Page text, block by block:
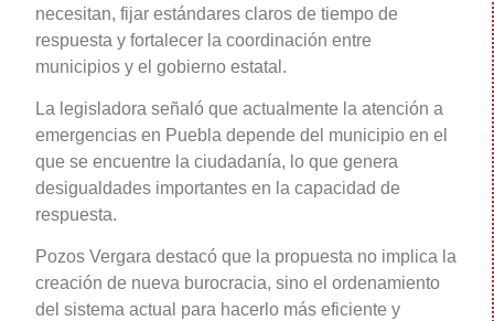
necesitan, fijar estándares claros de tiempo de
respuesta y fortalecer la coordinación entre
municipios y el gobierno estatal.
La legisladora señaló que actualmente la atención a
emergencias en Puebla depende del municipio en el
que se encuentre la ciudadanía, lo que genera
desigualdades importantes en la capacidad de
respuesta.
Pozos Vergara destacó que la propuesta no implica la
creación de nueva burocracia, sino el ordenamiento
del sistema actual para hacerlo más eficiente y